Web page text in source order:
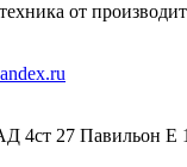
от
4ст 27 Павильон Е